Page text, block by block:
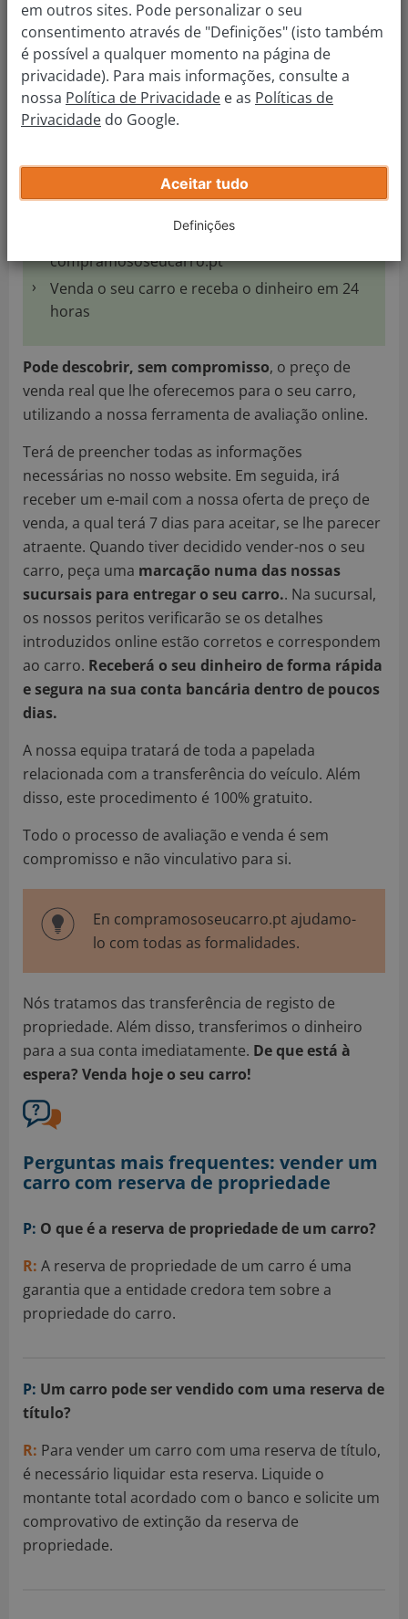
Como vender um carro com reserva de
propriedade
preço de venda a partir de casa.
Resolva a reserva com o seu banco ou
Marque uma hora para deixar o seu carro em
compramososeucarro.pt
Venda o seu carro e receba o dinheiro em 24
horas
Pode descobrir, sem compromisso, o preço de
venda real que lhe oferecemos para o seu carro,
utilizando a nossa ferramenta de avaliação online.
Terá de preencher todas as informações
necessárias no nosso website. Em seguida, irá
receber um e-mail com a nossa oferta de preço de
venda, a qual terá 7 dias para aceitar, se lhe parecer
atraente. Quando tiver decidido vender-nos o seu
carro, peça uma marcação numa das nossas
sucursais para entregar o seu carro.. Na sucursal,
os nossos peritos verificarão se os detalhes
introduzidos online estão corretos e correspondem
ao carro. Receberá o seu dinheiro de forma rápida
e segura na sua conta bancária dentro de poucos
dias.
A nossa equipa tratará de toda a papelada
relacionada com a transferência do veículo. Além
disso, este procedimento é 100% gratuito.
Todo o processo de avaliação e venda é sem
compromisso e não vinculativo para si.
En compramososeucarro.pt ajudamo-
lo com todas as formalidades.
Nós tratamos das transferência de registo de
propriedade. Além disso, transferimos o dinheiro
para a sua conta imediatamente. De que está à
espera? Venda hoje o seu carro!
Perguntas mais frequentes: vender um
carro com reserva de propriedade
P: O que é a reserva de propriedade de um carro?
R: A reserva de propriedade de um carro é uma
garantia que a entidade credora tem sobre a
propriedade do carro.
P: Um carro pode ser vendido com uma reserva de
título?
R: Para vender um carro com uma reserva de título,
é necessário liquidar esta reserva. Liquide o
montante total acordado com o banco e solicite um
comprovativo de extinção da reserva de
propriedade.
em outros sites. Pode personalizar o seu
consentimento através de "Definições" (isto também
é possível a qualquer momento na página de
privacidade). Para mais informações, consulte a
nossa Política de Privacidade e as Políticas de
Privacidade do Google.
Aceitar tudo
Definições